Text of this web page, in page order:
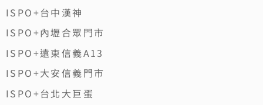
ISPO+台中漢神
ISPO+內壢合眾門市
ISPO+遠東信義A13
ISPO+大安信義門市
ISPO+台北大巨蛋